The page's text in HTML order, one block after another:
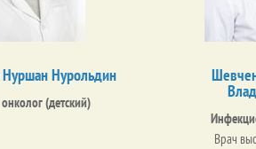
Нурольдин
(детский)
Врач